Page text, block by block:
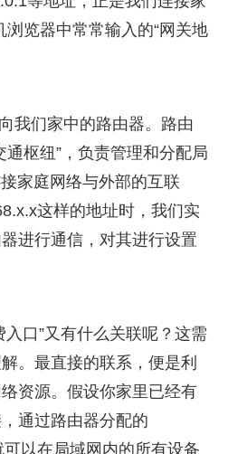
览器中常常输入的“网关地
我们家中的路由器。路由
通枢纽”，负责管理和分配局
家庭网络与外部的互联
这样的地址时，我们实
进行通信，对其进行设置
入口”又有什么关联呢？这需
。最直接的联系，便是利
资源。假设你家里已经有
通过路由器分配的
以在局域网内的所有设备